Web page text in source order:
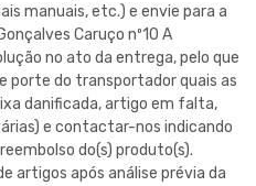
manuais, etc.) e envie para a
Caruço nº10 A
no ato da entrega, pelo que
porte do transportador quais as
danificada, artigo em falta,
e contactar-nos indicando
do(s) produto(s).
artigos após análise prévia da